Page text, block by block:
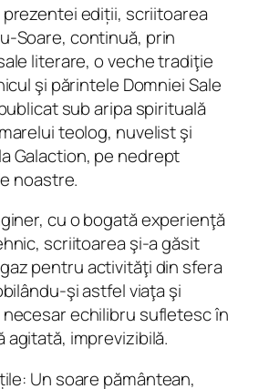
prezentei ediții, scriitoarea
Soare, continuă, prin
literare, o veche tradiţie
şi părintele Domniei Sale
sub aripa spirituală
teolog, nuvelist şi
Galaction, pe nedrept
noastre.
cu o bogată experienţă
scriitoarea şi-a găsit
pentru activităţi din sfera
şi astfel viaţa şi
echilibru sufletesc în
agitată, imprevizibilă.
Un soare pământean,